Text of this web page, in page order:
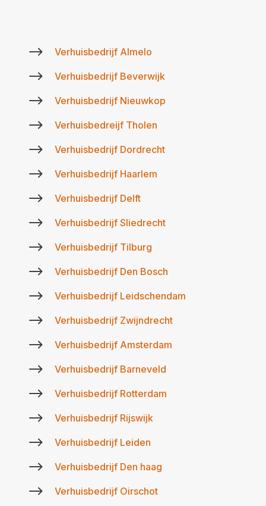
$ Verhuisbedrijf Almelo
$ Verhuisbedrijf Beverwijk
$ Verhuisbedrijf Nieuwkop
$ Verhuisbedreijf Tholen
$ Verhuisbedrijf Dordrecht
$ Verhuisbedrijf Haarlem
$ Verhuisbedrijf Delft
$ Verhuisbedrijf Sliedrecht
$ Verhuisbedrijf Tilburg
$ Verhuisbedrijf Den Bosch
$ Verhuisbedrijf Leidschendam
$ Verhuisbedrijf Zwijndrecht
$ Verhuisbedrijf Amsterdam
$ Verhuisbedrijf Barneveld
$ Verhuisbedrijf Rotterdam
$ Verhuisbedrijf Rijswijk
$ Verhuisbedrijf Leiden
$ Verhuisbedrijf Den haag
$ Verhuisbedrijf Oirschot